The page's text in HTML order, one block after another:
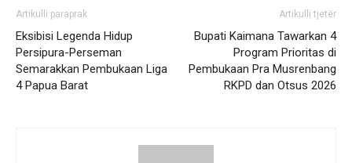
Artikulli paraprak
Eksibisi Legenda Hidup
Persipura-Perseman
Semarakkan Pembukaan Liga
4 Papua Barat
Artikulli tjetër
Bupati Kaimana Tawarkan 4
Program Prioritas di
Pembukaan Pra Musrenbang
RKPD dan Otsus 2026